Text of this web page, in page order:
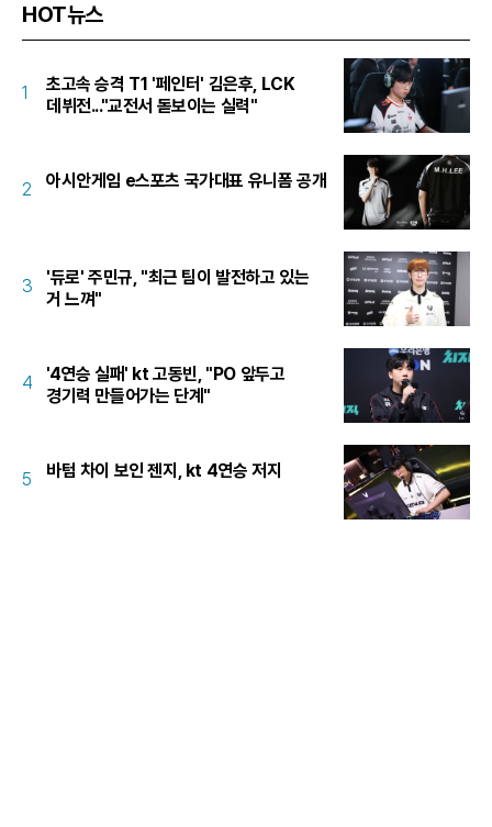
HOT뉴스
1
초고속 승격 T1 '페인터' 김은후, LCK
데뷔전..."교전서 돋보이는 실력"
2 아시안게임 e스포츠 국가대표 유니폼 공개
3
'듀로' 주민규, "최근 팀이 발전하고 있는
거 느껴"
4
'4연승 실패' kt 고동빈, "PO 앞두고
경기력 만들어가는 단계"
5 바텀 차이 보인 젠지, kt 4연승 저지